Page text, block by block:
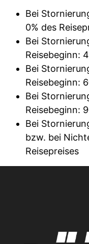
Bei
0% des
Bei
Reisebeginn:
Bei
Reisebeginn:
Bei
Reisebeginn:
Bei
bzw. bei
Reisepreises